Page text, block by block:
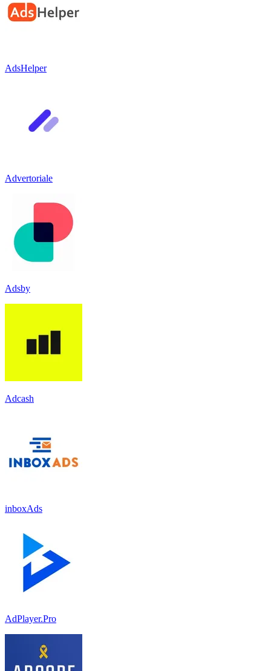
AdsHelper
Advertoriale
Adsby
Adcash
inboxAds
AdPlayer.Pro